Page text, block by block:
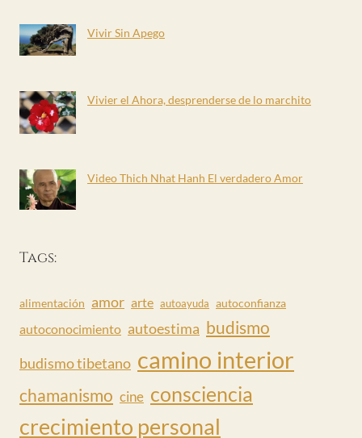
Vivir Sin Apego
Vivier el Ahora, desprenderse de lo marchito
Video Thich Nhat Hanh El verdadero Amor
Tags:
alimentación amor arte autoayuda autoconfianza
autoconocimiento autoestima budismo
budismo tibetano camino interior
chamanismo cine consciencia
crecimiento personal